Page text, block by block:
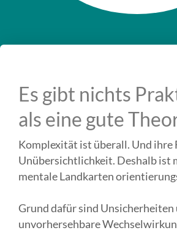
Es gibt nichts
als eine gute
Komplexität ist überall. Und ihre
Unübersichtlichkeit. Deshalb ist
mentale Landkarten
Grund dafür sind Unsicherheiten
unvorhersehbare